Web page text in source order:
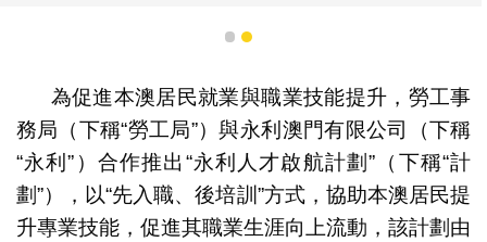
1 2
為促進本澳居民就業與職業技能提升，勞工事
務局（下稱“勞工局”）與永利澳門有限公司（下稱
“永利”）合作推出“永利人才啟航計劃”（下稱“計
劃”），以“先入職、後培訓”方式，協助本澳居民提
升專業技能，促進其職業生涯向上流動，該計劃由